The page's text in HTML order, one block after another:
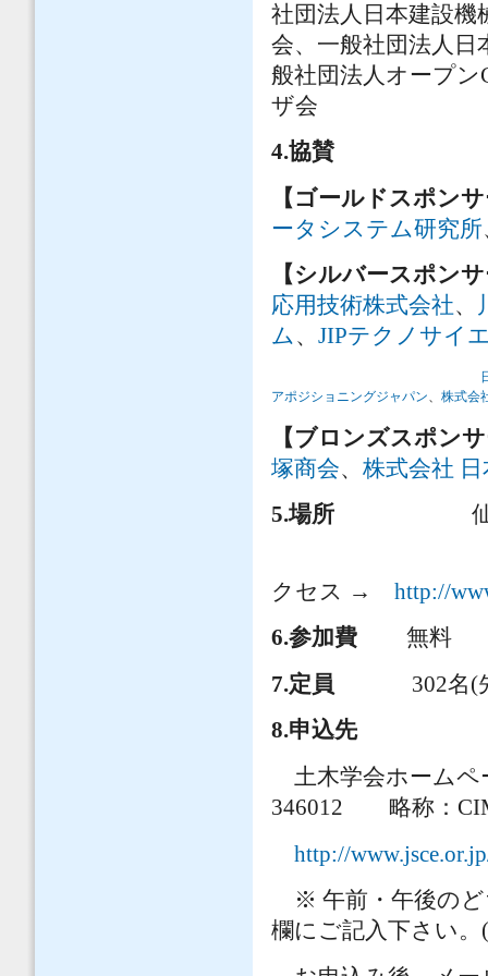
社団法人日本建設
会、一般社団法人日
般社団法人オープ
ザ会
4.協賛
【ゴールドスポン
ータシステム研究所
【シルバースポン
応用技術株式会社、
ム、 JIPテクノサイ
アポジショニングジャパン、 株式会
【ブロンズスポン
塚商会、 株式会社 日
5.場所 仙台市
クセス → http://
6.参加費 無料
7.定員 302名(先
8.申込先
土木学会ホームペ
346012 略称：
http://
※ 午前・午後のど
欄にご記入下さい